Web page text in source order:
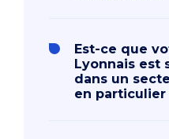
Est-ce que
Lyonnais est
dans un
en particulier